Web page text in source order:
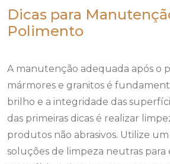
Dicas para
Polimento
A manutenção adequada após o
mármores e granitos é
brilho e a integridade das
das primeiras dicas é realizar
produtos não abrasivos. Utilize
soluções de limpeza neutras para